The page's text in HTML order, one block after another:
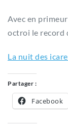
Avec en
octroi le record
La nuit des
Partager :
Facebook